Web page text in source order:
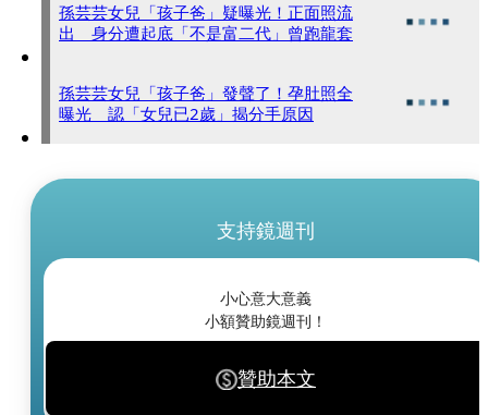
孫芸芸女兒「孩子爸」疑曝光！正面照流
出 身分遭起底「不是富二代」曾跑龍套
孫芸芸女兒「孩子爸」發聲了！孕肚照全
曝光 認「女兒已2歲」揭分手原因
支持鏡週刊
小心意大意義
小額贊助鏡週刊！
贊助本文